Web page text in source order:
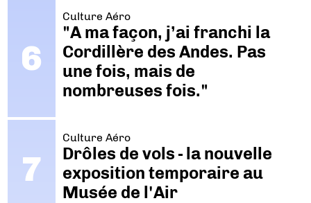
Culture Aéro
"A ma façon, j’ai franchi la
Cordillère des Andes. Pas
une fois, mais de
nombreuses fois."
Culture Aéro
Drôles de vols - la nouvelle
exposition temporaire au
Musée de l'Air